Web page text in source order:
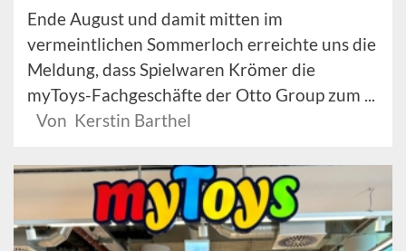
Ende August und damit mitten im
vermeintlichen Sommerloch erreichte uns die
Meldung, dass Spielwaren Krömer die
myToys-Fachgeschäfte der Otto Group zum ...
Von Kerstin Barthel